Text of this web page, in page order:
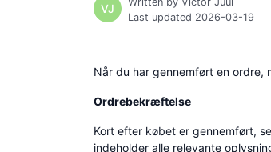
VJ
Last updated 2026-03-19
Når du har gennemført en ordre,
Ordrebekræftelse
Kort efter købet er gennemført,
indeholder alle relevante